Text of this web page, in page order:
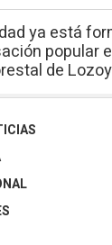
ya está
popular
de